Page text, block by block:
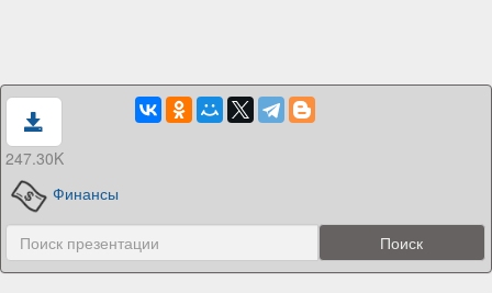
247.30K
Финансы